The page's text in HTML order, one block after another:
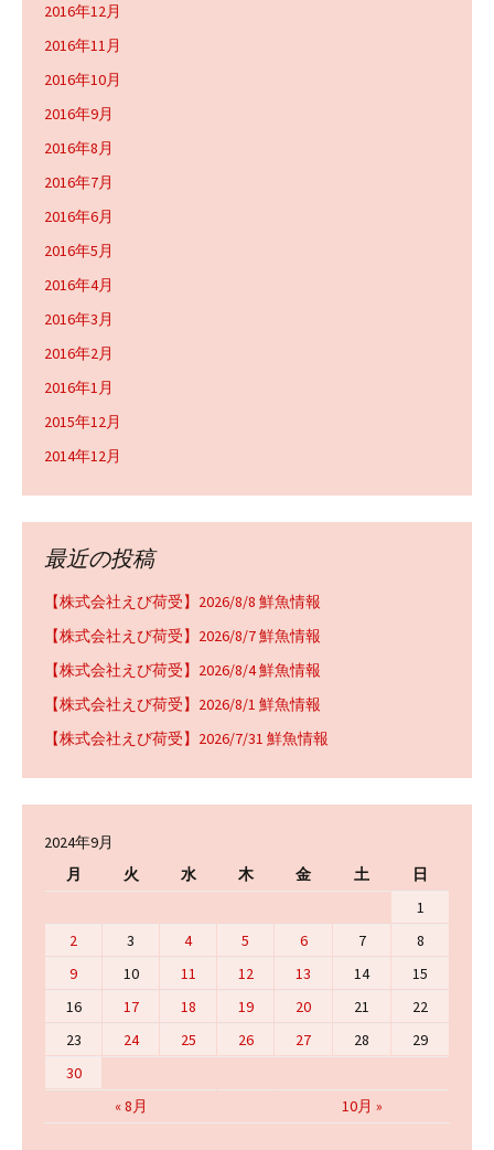
2016年12月
2016年11月
2016年10月
2016年9月
2016年8月
2016年7月
2016年6月
2016年5月
2016年4月
2016年3月
2016年2月
2016年1月
2015年12月
2014年12月
最近の投稿
【株式会社えび荷受】2026/8/8 鮮魚情報
【株式会社えび荷受】2026/8/7 鮮魚情報
【株式会社えび荷受】2026/8/4 鮮魚情報
【株式会社えび荷受】2026/8/1 鮮魚情報
【株式会社えび荷受】2026/7/31 鮮魚情報
2024年9月
月
火 水 木 金 土 日
« 8月 10月 »
1
2
3 4 5 6 7
8
9
10 11 12 13 14
15
16
17 18 19 20 21
22
23
24 25 26 27 28
29
30